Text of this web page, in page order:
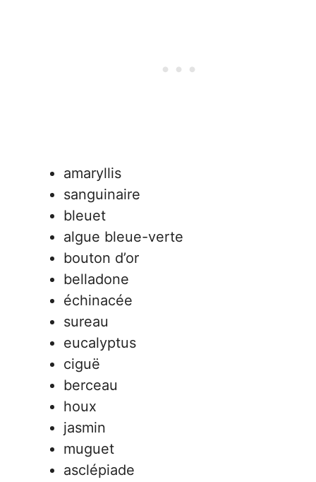
amaryllis
sanguinaire
bleuet
algue bleue-verte
bouton d’or
belladone
échinacée
sureau
eucalyptus
ciguë
berceau
houx
jasmin
muguet
asclépiade